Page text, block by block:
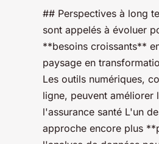
## Perspectives à long
sont appelés à évoluer
**besoins croissants**
paysage en
Les outils numériques,
ligne, peuvent
l'assurance santé L'un
approche encore plus